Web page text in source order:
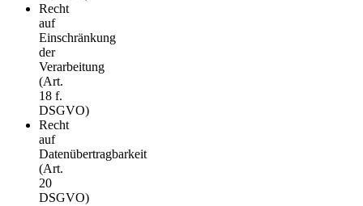
Recht
auf
Einschränkung
der
Verarbeitung
(Art.
18 f.
DSGVO)
Recht
auf
Datenübertragbarkeit
(Art.
20
DSGVO)